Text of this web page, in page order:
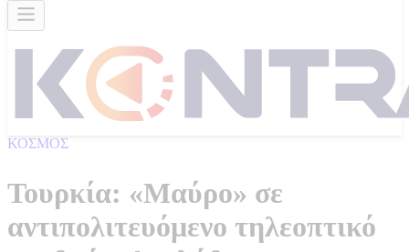
ΚΟΣΜΟΣ
Τουρκία: «Μαύρο» σε
αντιπολιτευόμενο τηλεοπτικό